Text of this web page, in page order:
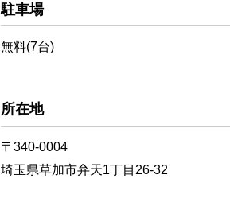
駐車場
無料(7台)
所在地
〒340-0004
埼玉県草加市弁天1丁目26-32